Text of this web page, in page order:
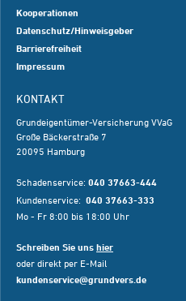
Kooperationen
Datenschutz/Hinweisgeber
Barrierefreiheit
Impressum
KONTAKT
Grundeigentümer-Versicherung VVaG
Große Bäckerstraße 7
20095 Hamburg
Schadenservice: 040 37663-444
Kundenservice: 040 37663-333
Mo - Fr 8:00 bis 18:00 Uhr
Schreiben Sie uns hier
oder direkt per E-Mail
kundenservice@grundvers.de